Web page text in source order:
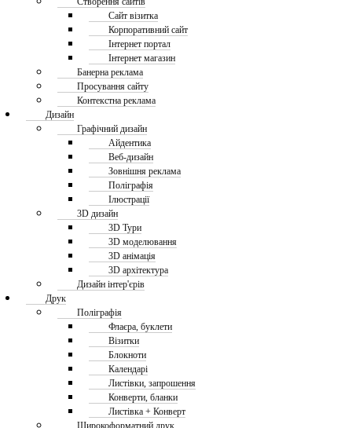
Сайт візитка
Корпоративний сайт
Інтернет портал
Інтернет магазин
Банерна реклама
Просування сайту
Контекстна реклама
Дизайн
Графічний дизайн
Айдентика
Веб-дизайн
Зовнішня реклама
Поліграфія
Ілюстрації
3D дизайн
3D Тури
3D моделювання
3D анімація
3D архітектура
Дизайн інтер'єрів
Друк
Поліграфія
Флаєра, буклети
Візитки
Блокноти
Календарі
Листівки, запрошення
Конверти, бланки
Листівка + Конверт
Широкоформатний друк